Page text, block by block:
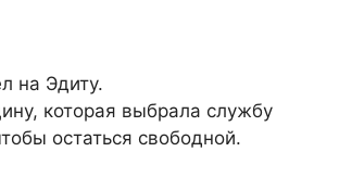
на Эдиту.
которая выбрала службу
остаться свободной.